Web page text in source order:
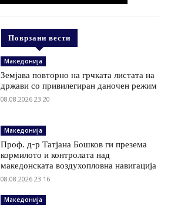
Поврзани вести
Македонија
Земјава повторно на грчката листата на
држави со привилегиран даночен режим
08.08.2026 23:20
Македонија
Проф. д-р Татјана Бошков ги презема
кормилото и контролата над
македонската воздухопловна навигација
08.08.2026 23:16
Македонија